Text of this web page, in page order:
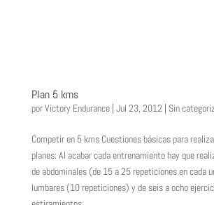
Plan 5 kms
porVictory Endurance| Jul 23, 2012 | Sin
Competir en 5 kms Cuestiones básicas para
planes: Al acabar cada entrenamiento hay que
de abdominales (de 15 a 25 repeticiones en cada
lumbares (10 repeticiones) y de seis a ocho